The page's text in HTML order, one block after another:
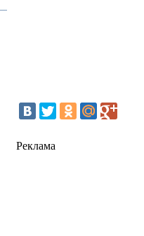
Реклама